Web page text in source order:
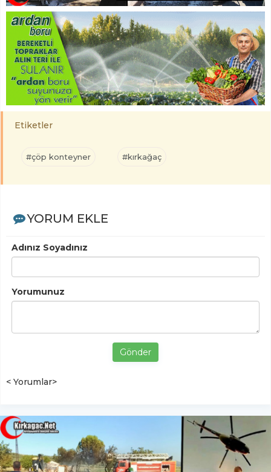
Etiketler
#çöp konteyner #kırkağaç
YORUM EKLE
Adınız Soyadınız
Yorumunuz
Gönder
< Yorumlar>